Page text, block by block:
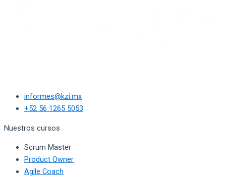
informes@kzi.mx
+52 56 1265 5053
Nuestros cursos
Scrum Master
Product Owner
Agile Coach